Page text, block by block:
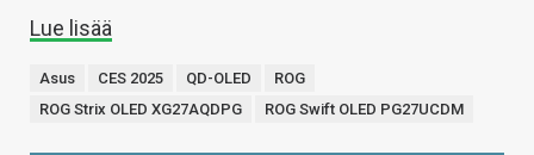
Lue lisää
Asus CES 2025 QD-OLED
ROG
ROG Strix OLED XG27AQDPG
ROG Swift OLED PG27UCDM